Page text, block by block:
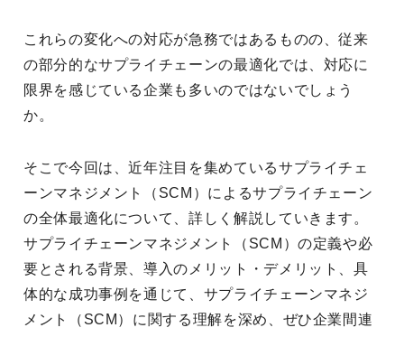
これらの変化への対応が急務ではあるものの、従来
の部分的なサプライチェーンの最適化では、対応に
限界を感じている企業も多いのではないでしょう
か。
そこで今回は、近年注目を集めているサプライチェ
ーンマネジメント（SCM）によるサプライチェーン
の全体最適化について、詳しく解説していきます。
サプライチェーンマネジメント（SCM）の定義や必
要とされる背景、導入のメリット・デメリット、具
体的な成功事例を通じて、サプライチェーンマネジ
メント（SCM）に関する理解を深め、ぜひ企業間連